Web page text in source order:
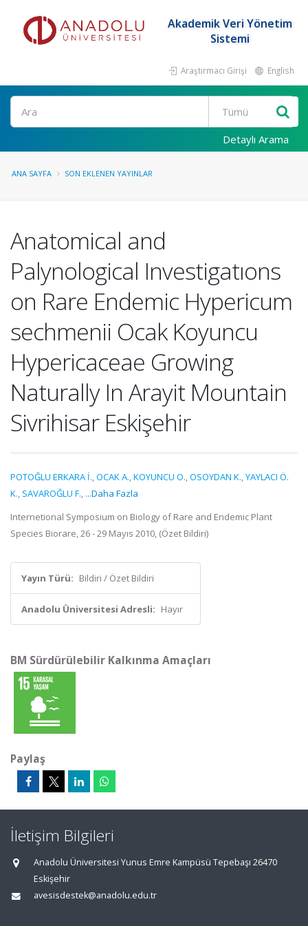
Akademik Veri Yönetim
Sistemi
Araştırmacı Girişi English
Ara
Detaylı Arama
ANA SAYFA SON EKLENEN YAYINLAR
Anatomical and
Palynological Investigatıons
on Rare Endemic Hypericum
sechmenii Ocak Koyuncu
Hypericaceae Growing
Naturally In Arayit Mountain
Sivrihisar Eskişehir
POTOĞLU ERKARA İ.,OCAK A.,KOYUNCU O.,OSOYDAN K.,YAYLACI Ö.
K., SAVAROĞLU F., ...Daha Fazla
Internetional Symposium on Biology of Rare and Endemic Plant
Species Biorare, 26 - 29 Mayıs 2010, (Özet Bildiri)
Yayın Türü: Bildiri / Özet Bildiri
Anadolu Üniversitesi Adresli: Hayır
BM Sürdürülebilir Kalkınma Amaçları
Paylaş
İletişim Bilgileri
Anadolu Üniversitesi Yunus Emre Kampüsü Tepebaşı 26470
Eskişehir
avesisdestek@anadolu.edu.tr